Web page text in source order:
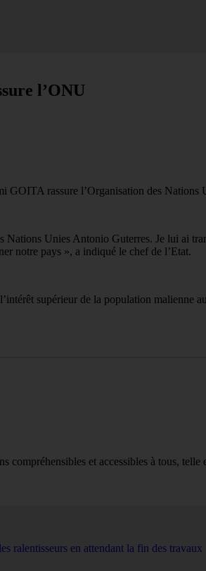
l’ONU
rassure l’Organisation des Nations
Nations Unies Antonio Guterres. Je lui ai
notre pays », a indiqué le chef de l’Etat.
supérieur de la population malienne
compréhensibles et accessibles à tous,
ralentisseurs en attendant la fin des travaux